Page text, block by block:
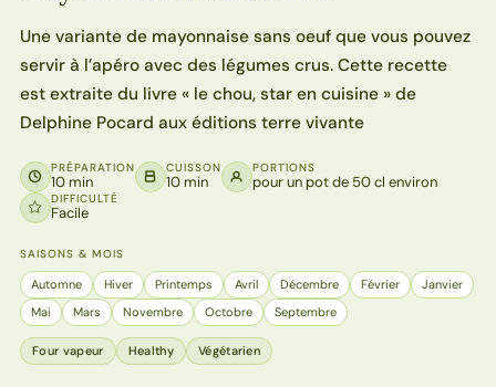
Une variante de mayonnaise sans oeuf que vous pouvez
servir à l’apéro avec des légumes crus. Cette recette
est extraite du livre « le chou, star en cuisine » de
Delphine Pocard aux éditions terre vivante
PRÉPARATION
10 min
CUISSON
10 min
PORTIONS
pour un pot de 50 cl environ
DIFFICULTÉ
Facile
SAISONS & MOIS
Automne Hiver Printemps Avril Décembre Février
Janvier
Mai
Mars Novembre Octobre Septembre
Four vapeur Healthy Végétarien